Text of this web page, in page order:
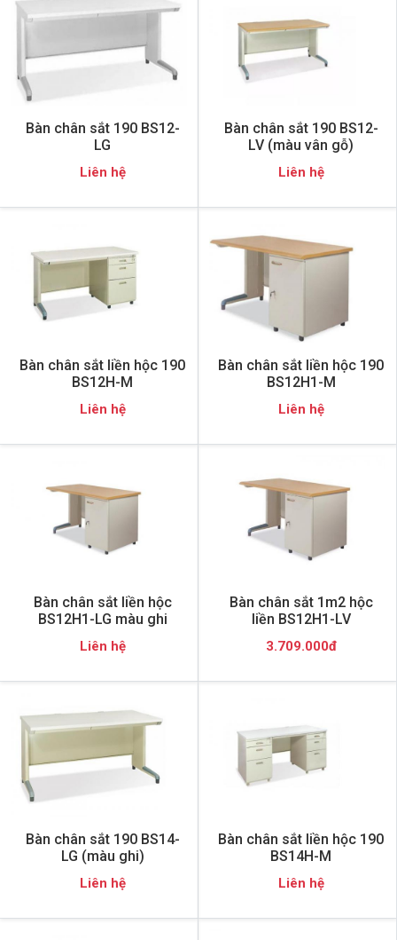
Bàn chân sắt 190 BS12-
LG
Liên hệ
Bàn chân sắt 190 BS12-
LV (màu vân gỗ)
Liên hệ
Bàn chân sắt liền hộc 190
BS12H-M
Liên hệ
Bàn chân sắt liền hộc 190
BS12H1-M
Liên hệ
Bàn chân sắt liền hộc
BS12H1-LG màu ghi
Liên hệ
Bàn chân sắt 1m2 hộc
liền BS12H1-LV
3.709.000đ
Bàn chân sắt 190 BS14-
LG (màu ghi)
Liên hệ
Bàn chân sắt liền hộc 190
BS14H-M
Liên hệ